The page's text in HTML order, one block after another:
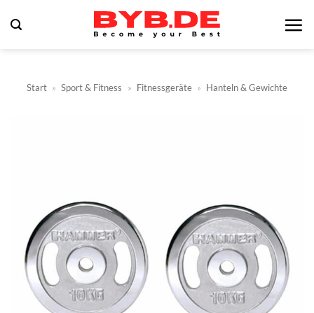
Inhalt
Start » Sport & Fitness » Fitnessgeräte » Hanteln & Gewichte